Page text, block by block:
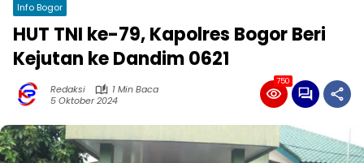
Info Bogor
HUT TNI ke-79, Kapolres Bogor Beri
Kejutan ke Dandim 0621
Redaksi
1 Min Baca
5 Oktober 2024
750